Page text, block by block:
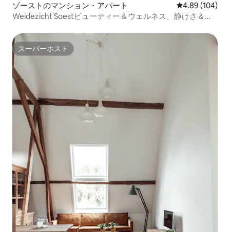
ゾーストのマンション・アパート レビュー104
4.89 (104)
Weidezicht Soestビューティー＆ウェルネス、静けさ＆自
スーパーホスト
スーパーホスト